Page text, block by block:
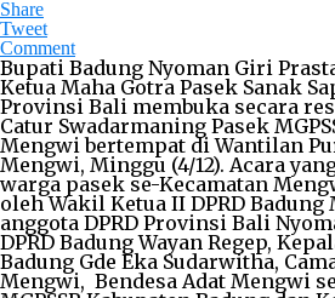
Share
Tweet
Comment
Bupati Badung Nyoman Giri
Ketua Maha Gotra Pasek Sanak
Provinsi Bali membuka secara
Catur Swadarmaning Pasek
Mengwi bertempat di Wantilan
Mengwi, Minggu (4/12). Acara
warga pasek se-Kecamatan
oleh Wakil Ketua II DPRD Badung
anggota DPRD Provinsi Bali
DPRD Badung Wayan Regep,
Badung Gde Eka Sudarwitha,
Mengwi, Bendesa Adat Mengwi